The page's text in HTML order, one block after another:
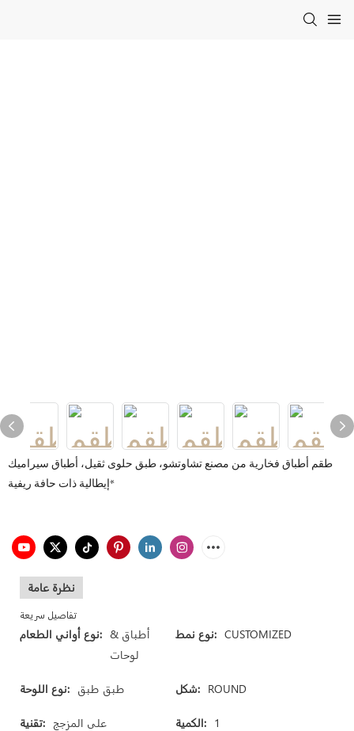
طقم أطباق فخارية من مصنع تشاوتشو، طبق حلوى ثقيل، أطباق سيراميك
إيطالية ذات حافة ريفية*
نظرة عامة
تفاصيل سريعة
نوع أواني الطعام: أطباق &
لوحات
نوع نمط: CUSTOMIZED
نوع اللوحة: طبق طبق شكل: ROUND
تقنية: على المزجج الكمية: 1